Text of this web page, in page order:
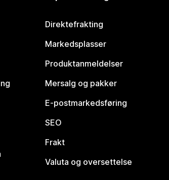
Direktefrakting
Markedsplasser
Produktanmeldelser
Mersalg og pakker
E-postmarkedsføring
SEO
Frakt
Valuta og oversettelse